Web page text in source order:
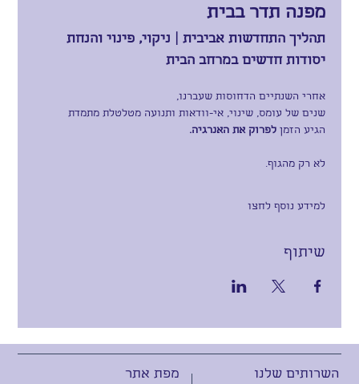
מפנה תדר בבית
תהליך התחדשות אביבית | ניקוי, פינוי והנחת
יסודות חדשים במרחב הבית
אחרי השנתיים הדחוסות שעברנו,
שנים של עומס, שינוי, אי-וודאות ותנועה מטלטלת מתמדת
הגיע הזמן לפרוק את האנרגיה.
לא רק מהגוף.
למידע נוסף לחצו
שיתוף
השרותים שלנו מפת אתר